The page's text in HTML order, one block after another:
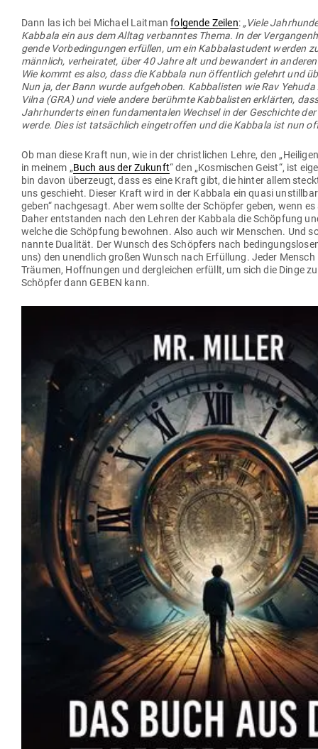
Dann las ich bei Michael Laitmanfol­gende Zeilen: „Viele
Kabbala ein aus dem Alltag ver­banntes Thema. In der
gende Vor­be­din­gungen erfüllen, um ein Kab­ba­lastudent werden
männlich, ver­hei­ratet, über 40 Jahre alt und bewandert in
Wie kommt es also, dass die Kabbala nun öffentlich gelehrt und
Nun ja, der Bann wurde auf­ge­hoben. Kab­ba­listen wie Rav
Vilna (GRA) und viele andere berühmte Kab­ba­listen erklärten,
Jahr­hun­derts einen fun­da­men­talen Wechsel in der Geschichte
werde. Dies ist tat­sächlich ein­ge­troffen und die Kabbala ist nun
Ob man diese Kraft nun, wie in der christ­lichen Lehre, den
in meinem „Buch aus der Zukunft“ den „Kos­mi­schen Geist“, ist
bin davon über­zeugt, dass es eine Kraft gibt, die hinter allem
uns geschieht. Dieser Kraft wird in der Kabbala ein quasi
geben“ nach­gesagt. Aber wem sollte der Schöpfer geben, wenn
Daher ent­standen nach den Lehren der Kabbala die Schöpfung
welche die Schöpfung bewohnen. Also auch wir Men­schen. Und
nannte Dua­lität. Der Wunsch des Schöpfers nach
uns) den unendlich großen Wunsch nach Erfüllung. Jeder Mensch
Träumen, Hoff­nungen und der­gleichen erfüllt, um sich die Dinge
Schöpfer dann GEBEN kann.